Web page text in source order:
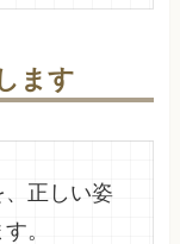
ます
正しい姿
。